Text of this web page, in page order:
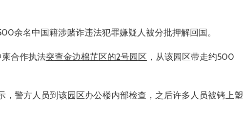
余名中国籍涉赌诈违法犯罪嫌疑人被分批押解回国。
合作执法突查金边棉芷区的2号园区 ，从该园区带走约500
，警方人员到该园区办公楼内部检查，之后许多人员被铐上塑